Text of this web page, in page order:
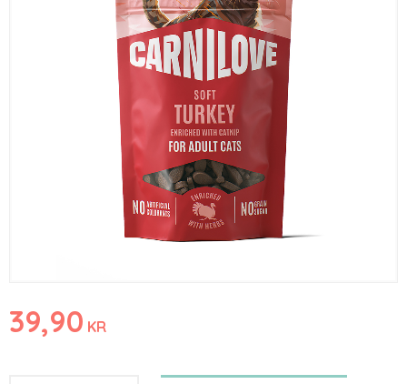
39,90 KR